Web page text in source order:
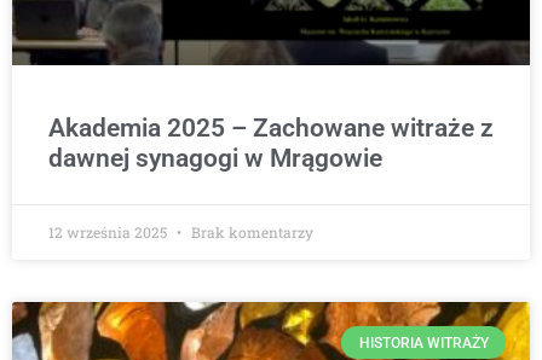
Akademia 2025 – Zachowane witraże z
dawnej synagogi w Mrągowie
12 września 2025 Brak komentarzy
HISTORIA WITRAŻY